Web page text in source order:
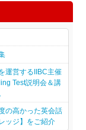
運営するIIBC主催
Test説明会＆講
の高かった英会話
ッジ】をご紹介